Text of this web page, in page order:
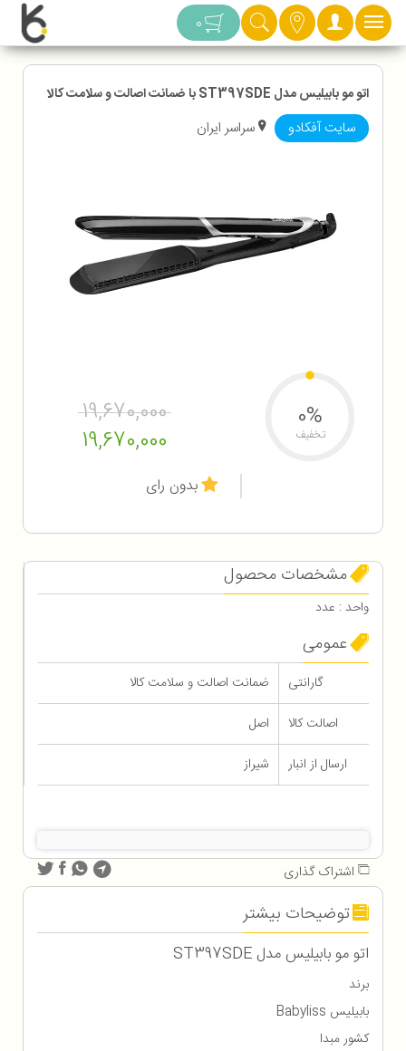
دسته بندی 0
اتو مو بابيليس مدل ST397SDE با ضمانت اصالت و سلامت کالا
سایت آفکادو سراسر ایران
19,670,000
19,670,000
0%
تخفیف
بدون رای
مشخصات محصول
واحد : عدد
عمومی
گارانتی
ضمانت اصالت و سلامت کالا
اصالت کالا
اصل
ارسال از انبار
شیراز
اشتراک گذاری
توضیحات بیشتر
اتو مو بابيليس مدل ST397SDE
برند
بابیلیس Babyliss
کشور مبدا